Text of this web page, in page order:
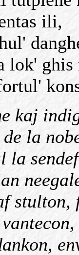
ili,
lok'
kaj
la
la
stulton,